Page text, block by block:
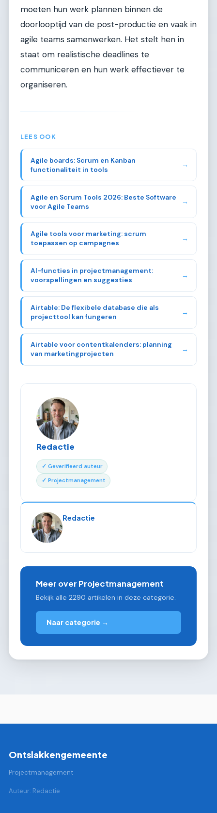
moeten hun werk plannen binnen de
doorlooptijd van de post-productie en vaak in
agile teams samenwerken. Het stelt hen in
staat om realistische deadlines te
communiceren en hun werk effectiever te
organiseren.
LEES OOK
Agile boards: Scrum en Kanban
functionaliteit in tools
→
Agile en Scrum Tools 2026: Beste Software
voor Agile Teams
→
Agile tools voor marketing: scrum
toepassen op campagnes
→
AI-functies in projectmanagement:
voorspellingen en suggesties
→
Airtable: De flexibele database die als
projecttool kan fungeren
→
Airtable voor contentkalenders: planning
van marketingprojecten
→
Redactie
✓ Geverifieerd auteur
✓ Projectmanagement
Redactie
Meer over Projectmanagement
Bekijk alle 2290 artikelen in deze categorie.
Naar categorie →
Ontslakkengemeente
Projectmanagement
Auteur: Redactie